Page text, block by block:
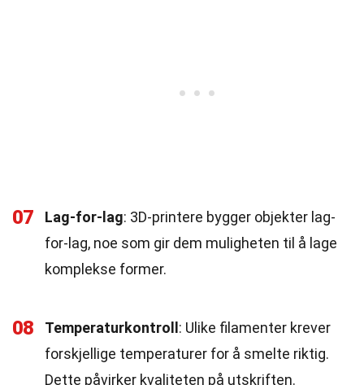
07 Lag-for-lag: 3D-printere bygger objekter lag-
for-lag, noe som gir dem muligheten til å lage
komplekse former.
08 Temperaturkontroll : Ulike filamenter krever
forskjellige temperaturer for å smelte riktig.
Dette påvirker kvaliteten på utskriften.